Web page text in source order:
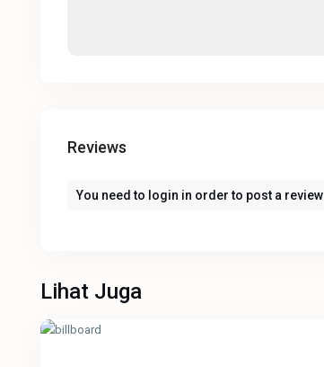
Reviews
You need to login in order to post a review
Lihat Juga